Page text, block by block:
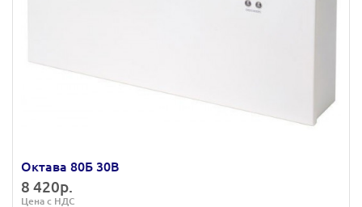
Октава 80Б 30В
8 420р.
Цена с НДС